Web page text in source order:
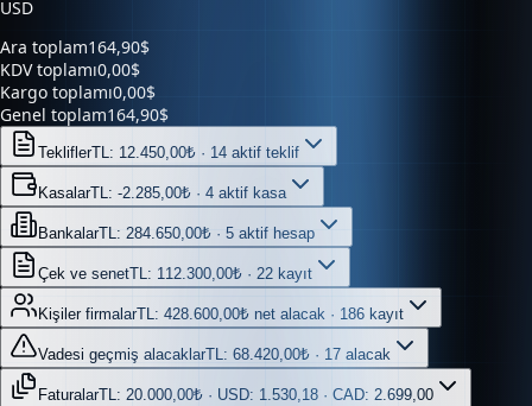
Ara toplam
Kargo toplamı0,00$
Genel toplam164,90$
TekliflerTL: 12.450,00₺ · 14 aktif teklif
KasalarTL: -2.285,00₺ · 4 aktif kasa
Bankalar TL: 284.650,00₺ · 5 aktif hesap
Çek ve senetTL: 112.300,00₺ · 22 kayıt
Kişiler firmalar TL: 428.600,00₺ net alacak · 186 kayıt
Vadesi geçmiş alacaklarTL: 68.420,00₺ · 17 alacak
FaturalarTL: 20.000,00₺ · USD: 1.530,18 · CAD: 2.699,00
Belgeler56 belge · 6 kaynak